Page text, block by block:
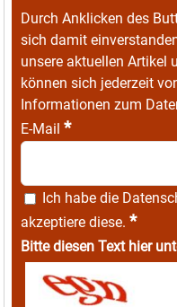
Durch Anklicken des
sich damit
unsere aktuellen Artikel
können sich jederzeit
Informationen zum
E-Mail *
Ich habe die
akzeptiere diese. *
Bitte diesen Text hier